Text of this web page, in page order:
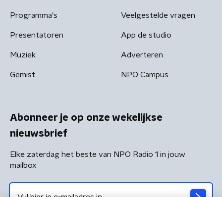
Programma's
Presentatoren
Muziek
Gemist
Veelgestelde vragen
App de studio
Adverteren
NPO Campus
Abonneer je op onze wekelijkse
nieuwsbrief
Elke zaterdag het beste van NPO Radio 1 in jouw
mailbox